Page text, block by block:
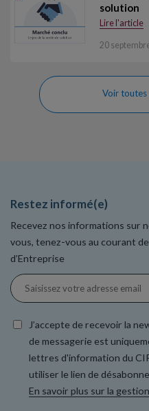
solution
Lire l'article
20
Voir toutes
Restez informé(e)
Recevez nos informations sur
vous, tenez-vous au courant
d’Entreprise
J’accepte de recevoir la
de messagerie est
lettres d'information du
utiliser le lien de
En savoir plus sur la